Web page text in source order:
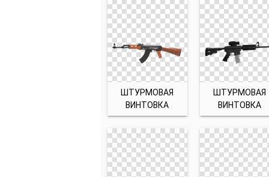
ШТУРМОВАЯ
ВИНТОВКА
ШТУРМОВАЯ
ВИНТОВКА